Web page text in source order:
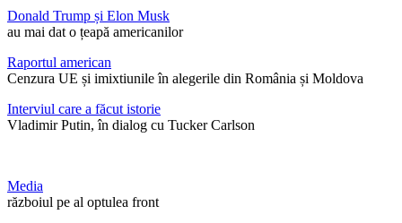
Donald Trump și Elon Musk
au mai dat o țeapă americanilor
Raportul american
Cenzura UE și imixtiunile în alegerile din România și Moldova
Interviul care a făcut istorie
Vladimir Putin, în dialog cu Tucker Carlson
Media
războiul pe al optulea front